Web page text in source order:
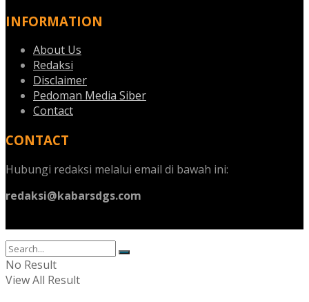
INFORMATION
About Us
Redaksi
Disclaimer
Pedoman Media Siber
Contact
CONTACT
Hubungi redaksi melalui email di bawah ini:
redaksi@kabarsdgs.com
No Result
View All Result